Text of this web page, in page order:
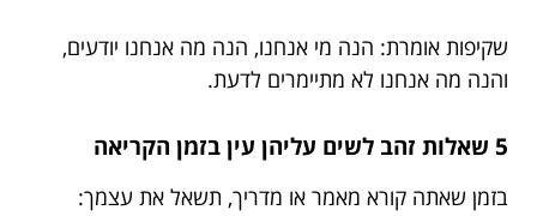
שקיפות אומרת: הנה מי אנחנו, הנה מה אנחנו יודעים,
והנה מה אנחנו לא מתיימרים לדעת.
5 שאלות זהב לשים עליהן עין בזמן הקריאה
בזמן שאתה קורא מאמר או מדריך, תשאל את עצמך: